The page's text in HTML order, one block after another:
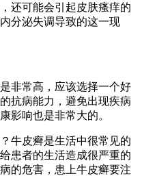
还可能会引起皮肤瘙痒的
分泌失调导致的这一现
非常高，应该选择一个好
抗病能力，避免出现疾病
影响也是非常大的。
牛皮癣是生活中很常见的
患者的生活造成很严重的
的危害，患上牛皮癣要注